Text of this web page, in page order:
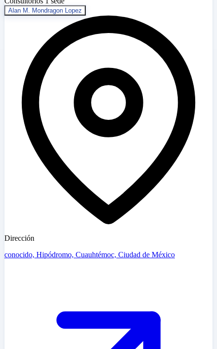
Alan M. Mondragon Lopez
Dirección
conocido, Hipódromo, Cuauhtémoc, Ciudad de México